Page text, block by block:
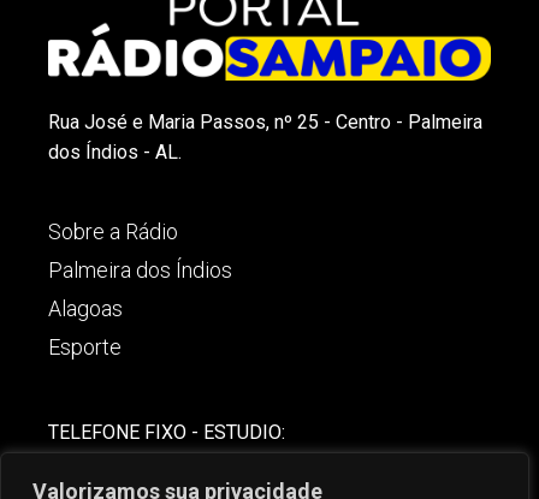
Valorizamos sua privacidade
Rua José e Maria Passos, nº 25 - Centro - Palmeira
dos Índios - AL.
Sobre a Rádio
Palmeira dos Índios
Alagoas
Esporte
TELEFONE FIXO - ESTUDIO: